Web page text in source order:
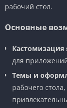
рабочий стол.
Основные
Кастомизация
для
Темы и
рабочего